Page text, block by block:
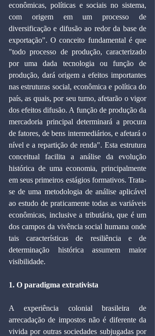
econômicas, políticas e sociais no sistema,
com origem em um processo de
diversificação e difusão ao redor da base de
exportação". O conceito fundamental é que
"todo processo de produção, caracterizado
por uma dada tecnologia ou função de
produção, dará origem a efeitos importantes
nas estruturas social, econômica e política do
país, as quais, por seu turno, afetarão o vigor
dos efeitos difusão. A função de produção da
mercadoria principal determinará a procura
de fatores, de bens intermediários, e afetará o
nível e a repartição de renda". Esta estrutura
conceitual facilita a análise da evolução
histórica de uma economia, principalmente
em seus primeiros estágios formativos. Trata-
se de uma metodologia de análise aplicável
ao estudo de praticamente todas as variáveis
econômicas, inclusive a tributária, que é um
dos campos da vivência social humana onde
tais características de resiliência e de
determinação histórica assumem maior
visibilidade.
1. O paradigma extrativista
A experiência colonial brasileira de
arrecadação de impostos não é diferente da
vivida por outras sociedades subjugadas por